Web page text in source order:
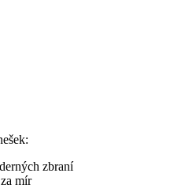
zbraní
mír